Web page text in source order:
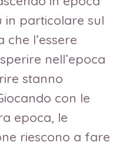
in particolare sul
l’essere
nell’epoca
stanno
con le
epoca, le
riescono a fare